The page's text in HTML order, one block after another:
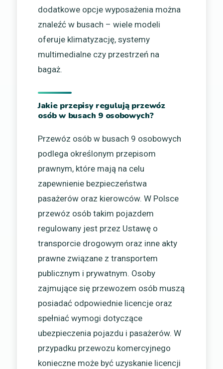
dodatkowe opcje wyposażenia można
znaleźć w busach – wiele modeli
oferuje klimatyzację, systemy
multimedialne czy przestrzeń na
bagaż.
Jakie przepisy regulują przewóz
osób w busach 9 osobowych?
Przewóz osób w busach 9 osobowych
podlega określonym przepisom
prawnym, które mają na celu
zapewnienie bezpieczeństwa
pasażerów oraz kierowców. W Polsce
przewóz osób takim pojazdem
regulowany jest przez Ustawę o
transporcie drogowym oraz inne akty
prawne związane z transportem
publicznym i prywatnym. Osoby
zajmujące się przewozem osób muszą
posiadać odpowiednie licencje oraz
spełniać wymogi dotyczące
ubezpieczenia pojazdu i pasażerów. W
przypadku przewozu komercyjnego
konieczne może być uzyskanie licencji